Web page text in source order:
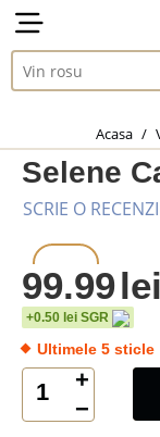
Acasa /
Selene
SCRIE O
0.75 L
99.99lei
+0.50 lei SGR
Ultimele 5 sticle
+
−